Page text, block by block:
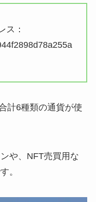
ス：
計6種類の通貨が使
や、NFT売買用な
。